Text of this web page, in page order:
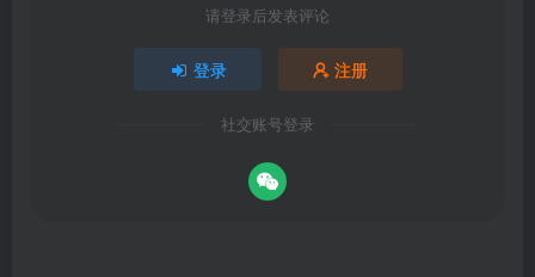
请登录后发表评论
登录 注册
社交账号登录